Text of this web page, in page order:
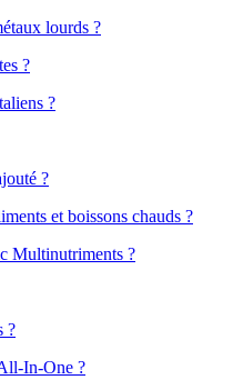
lourds ?
?
?
?
et boissons chauds ?
Multinutriments ?
?
In-One ?